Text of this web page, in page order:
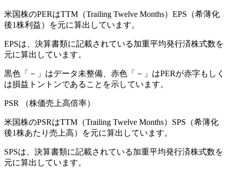
米国株のPERはTTM（Trailing Twelve Months）EPS（希薄化
後1株利益）を元に算出しています。
EPSは、決算書類に記載されている加重平均発行済株式数を
元に算出しています。
黒色「－」はデータ未整備、赤色「 － 」はPERが赤字もしく
は損益トントンであることを示しています。
PSR （株価売上高倍率）
米国株のPSRはTTM（Trailing Twelve Months）SPS（希薄化
後1株あたり売上高）を元に算出しています。
SPSは、決算書類に記載されている加重平均発行済株式数を
元に算出しています。